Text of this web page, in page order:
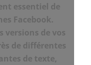
essentiel de
Facebook.
versions de vos
de différentes
de texte,